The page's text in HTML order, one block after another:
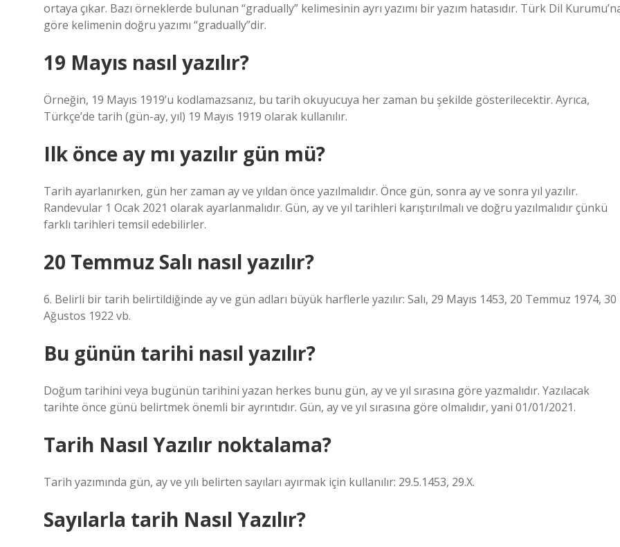
ortaya çıkar. Bazı örneklerde bulunan “gradually” kelimesinin ayrı yazımı bir yazım hatasıdır. Türk Dil
göre kelimenin doğru yazımı “gradually”dir.
19 Mayıs nasıl yazılır?
Örneğin, 19 Mayıs 1919’u kodlamazsanız, bu tarih okuyucuya her zaman bu şekilde gösterilecektir. Ayrıca,
Türkçe’de tarih (gün-ay, yıl) 19 Mayıs 1919 olarak kullanılır.
Ilk önce ay mı yazılır gün mü?
Tarih ayarlanırken, gün her zaman ay ve yıldan önce yazılmalıdır. Önce gün, sonra ay ve sonra yıl yazılır.
Randevular 1 Ocak 2021 olarak ayarlanmalıdır. Gün, ay ve yıl tarihleri ​​karıştırılmalı ve doğru yazılmalıdır çünkü
farklı tarihleri ​​temsil edebilirler.
20 Temmuz Salı nasıl yazılır?
6. Belirli bir tarih belirtildiğinde ay ve gün adları büyük harflerle yazılır: Salı, 29 Mayıs 1453, 20 Temmuz 1974, 30
Ağustos 1922 vb.
Bu günün tarihi nasıl yazılır?
Doğum tarihini veya bugünün tarihini yazan herkes bunu gün, ay ve yıl sırasına göre yazmalıdır. Yazılacak
tarihte önce günü belirtmek önemli bir ayrıntıdır. Gün, ay ve yıl sırasına göre olmalıdır, yani 01/01/2021.
Tarih Nasıl Yazılır noktalama?
Tarih yazımında gün, ay ve yılı belirten sayıları ayırmak için kullanılır: 29.5.1453, 29.X.
Sayılarla tarih Nasıl Yazılır?